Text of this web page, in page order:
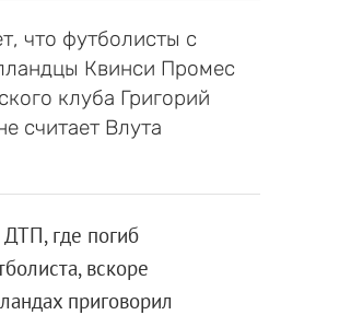
что футболисты с
Квинси Промес
клуба Григорий
считает Влута
где погиб
вскоре
приговорил